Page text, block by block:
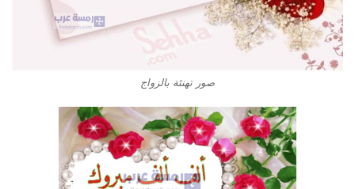
صور تهنئة بالزواج